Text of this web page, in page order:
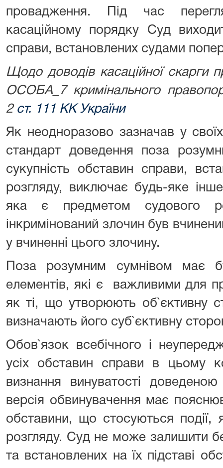
провадження. Під час
касаційному порядку Суд
справи, встановлених судами
Щодо доводів касаційної скарги
ОСОБА_7 кримінального
2 ст. 111 КК України
Як неодноразово зазначав у
стандарт доведення поза
сукупність обставин справи,
розгляду, виключає будь-яке
яка є предметом судового
інкримінований злочин був
у вчиненні цього злочину.
Поза розумним сумнівом має
елементів, які є важливими для
як ті, що утворюють об`єктивну
визначають його суб`єктивну
Обов`язок всебічного і
усіх обставин справи в цьому
визнання винуватості
версія обвинувачення має
обставини, що стосуються
розгляду. Суд не може залишити
та встановлених на їх підставі